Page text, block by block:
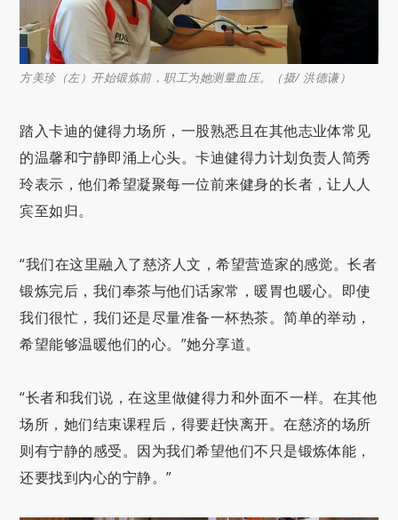
方美珍（左）开始锻炼前，职工为她测量血压。（摄/ 洪德谦）
踏入卡迪的健得力场所，一股熟悉且在其他志业体常见
的温馨和宁静即涌上心头。卡迪健得力计划负责人简秀
玲表示，他们希望凝聚每一位前来健身的长者，让人人
宾至如归。
“我们在这里融入了慈济人文，希望营造家的感觉。长者
锻炼完后，我们奉茶与他们话家常，暖胃也暖心。即使
我们很忙，我们还是尽量准备一杯热茶。简单的举动，
希望能够温暖他们的心。”她分享道。
“长者和我们说，在这里做健得力和外面不一样。在其他
场所，她们结束课程后，得要赶快离开。在慈济的场所
则有宁静的感受。因为我们希望他们不只是锻炼体能，
还要找到内心的宁静。”